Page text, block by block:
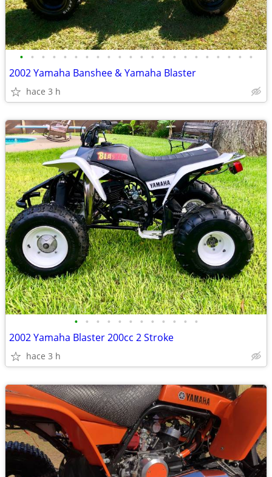
• • • • • • • • • • • • • • • • • • • • • •
2002 Yamaha Banshee & Yamaha Blaster
hace 3 h
• • • • • • • • • • • •
2002 Yamaha Blaster 200cc 2 Stroke
hace 3 h